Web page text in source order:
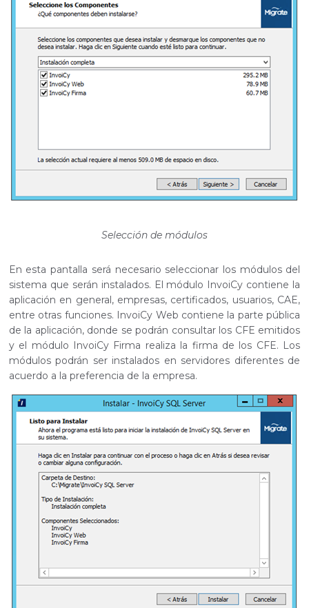
Selección de módulos
En esta pantalla será necesario seleccionar los módulos del
sistema que serán instalados. El módulo InvoiCy contiene la
aplicación en general, empresas, certificados, usuarios, CAE,
entre otras funciones. InvoiCy Web contiene la parte pública
de la aplicación, donde se podrán consultar los CFE emitidos
y el módulo InvoiCy Firma realiza la firma de los CFE. Los
módulos podrán ser instalados en servidores diferentes de
acuerdo a la preferencia de la empresa.